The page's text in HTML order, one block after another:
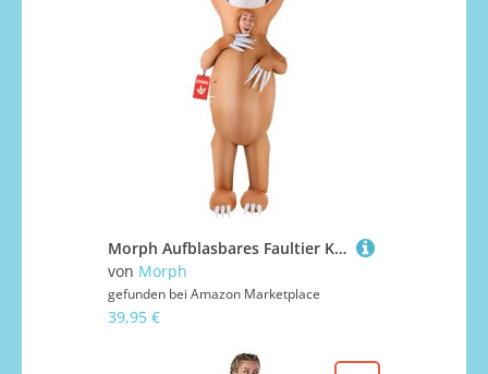
Morph Aufblasbares Faultier Kostüm Erwachsene, Faschingskostüme Tiere Männer, Faultier Kostüme Erwachsene, Aufblasbares Kostüm Frau, Tierkostüm Erwachsene, Lustige Kostüme Männer
von Morph
gefunden bei Amazon Marketplace
39,95 €